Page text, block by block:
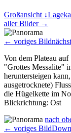
Großansicht ↓
aller Bilder →
← voriges Bild
Von dem Plateau
"Grottes Messalite"
heruntersteigen
ausgetrocknete)
die Hügelkette im
Blickrichtung: Ost
nach
← voriges Bild